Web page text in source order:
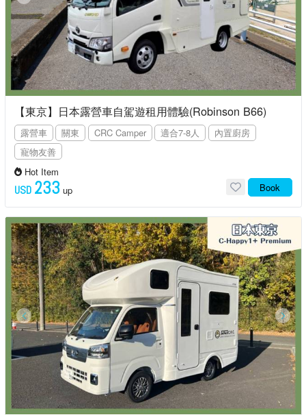
【東京】日本露營車自駕遊租用體驗(Robinson B66)
露營車 關東 CRC Camper 適合7-8人
內置廚房
寵物友善
Hot Item
USD 233 up Book